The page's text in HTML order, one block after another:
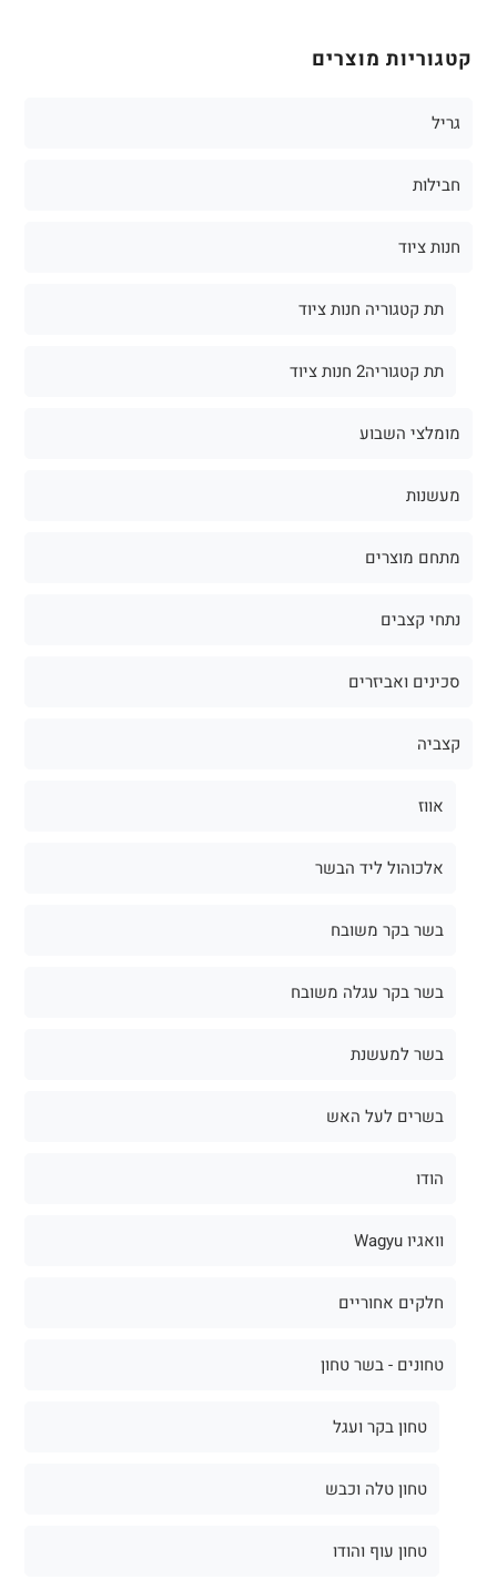
קטגוריות מוצרים
גריל
חבילות
חנות ציוד
תת קטגוריה חנות ציוד
תת קטגוריה2 חנות ציוד
מומלצי השבוע
מעשנות
מתחם מוצרים
נתחי קצבים
סכינים ואביזרים
קצביה
אווז
אלכוהול ליד הבשר
בשר בקר משובח
בשר בקר עגלה משובח
בשר למעשנת
בשרים לעל האש
הודו
וואגיו Wagyu
חלקים אחוריים
טחונים - בשר טחון
טחון בקר ועגל
טחון טלה וכבש
טחון עוף והודו